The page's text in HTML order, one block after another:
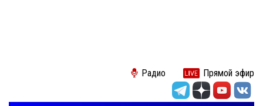
Радио Прямой эфир